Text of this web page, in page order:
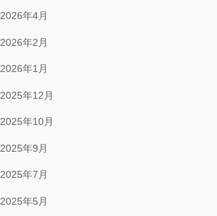
2026年4月
2026年2月
2026年1月
2025年12月
2025年10月
2025年9月
2025年7月
2025年5月